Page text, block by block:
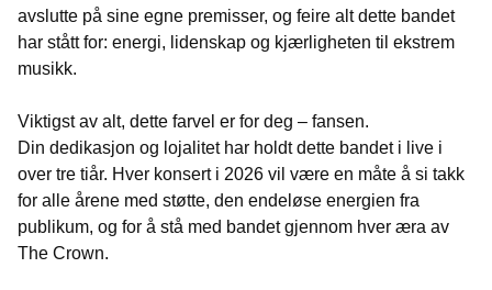
avslutte på sine egne premisser, og feire alt dette bandet
har stått for: energi, lidenskap og kjærligheten til ekstrem
musikk.
Viktigst av alt, dette farvel er for deg – fansen.
Din dedikasjon og lojalitet har holdt dette bandet i live i
over tre tiår. Hver konsert i 2026 vil være en måte å si takk
for alle årene med støtte, den endeløse energien fra
publikum, og for å stå med bandet gjennom hver æra av
The Crown.